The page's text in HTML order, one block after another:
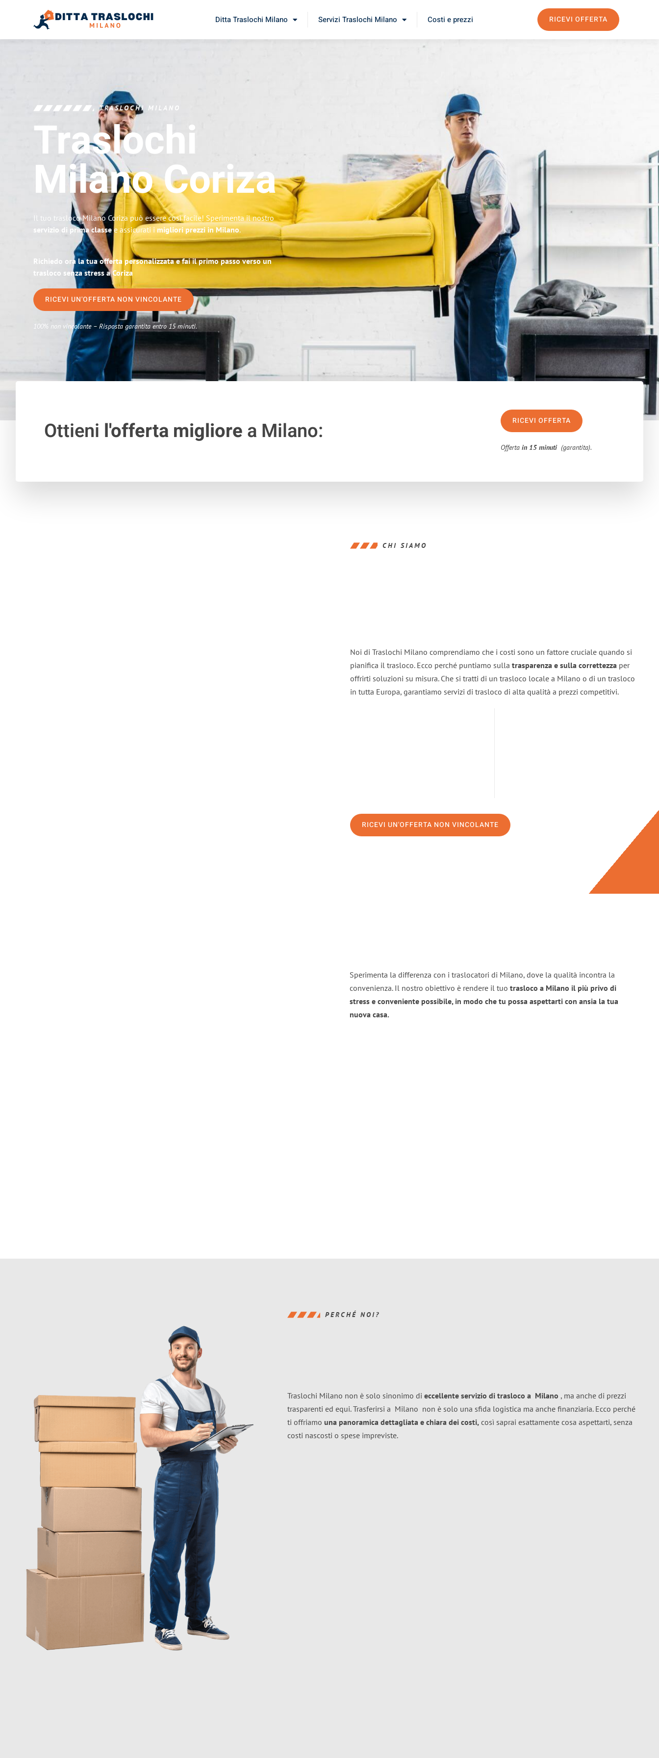
Ditta Traslochi Milano Servizi Traslochi Milano Costi e prezzi RICEVI OFFERTA
TRASLOCHI MILANO
Traslochi
MilanoCoriza
Il tuo trasloco Milano Coriza può essere così facile! Sperimenta il nostro
servizio di prima classe e assicurati i migliori prezzi in Milano.
Richiedo ora la tua offerta personalizzata e fai il primo passo verso un
trasloco senza stress a Coriza
RICEVI UN'OFFERTA NON VINCOLANTE
100% non vincolante – Risposta garantita entro 15 minuti.
Ottieni l'offerta migliorea Milano: RICEVI OFFERTA
Offertain 15 minuti (garantita).
CHI SIAMO
Noi di Traslochi Milano comprendiamo che i costi sono un fattore cruciale quando si
pianifica il trasloco. Ecco perché puntiamo sulla trasparenza e sulla correttezza per
offrirti soluzioni su misura. Che si tratti di un trasloco locale a Milano o di un trasloco
in tutta Europa, garantiamo servizi di trasloco di alta qualità a prezzi competitivi.
RICEVI UN'OFFERTA NON VINCOLANTE
Sperimenta la differenza con i traslocatori di Milano, dove la qualità incontra la
convenienza. Il nostro obiettivo è rendere il tuo trasloco a Milano il più privo di
stress e conveniente possibile, in modo che tu possa aspettarti con ansia la tua
nuova casa.
PERCHÉ NOI?
Traslochi Milano non è solo sinonimo di eccellente servizio di trasloco a Milano , ma anche di prezzi
trasparenti ed equi. Trasferirsi a Milano non è solo una sfida logistica ma anche finanziaria. Ecco perché
ti offriamo una panoramica dettagliata e chiara dei costi, così saprai esattamente cosa aspettarti, senza
costi nascosti o spese impreviste.